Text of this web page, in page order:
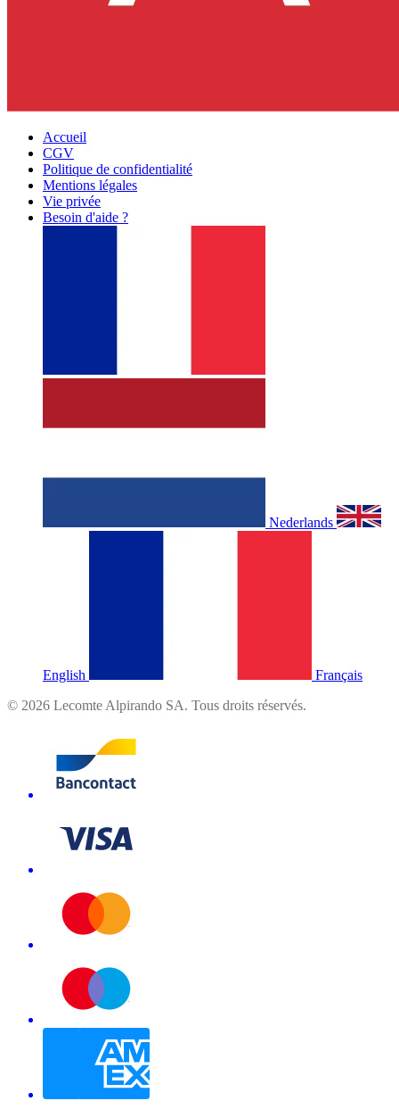
Accueil
CGV
Politique de confidentialité
Mentions légales
Vie privée
Besoin d'aide ?
Nederlands
English
Français
© 2026 Lecomte Alpirando SA. Tous droits réservés.